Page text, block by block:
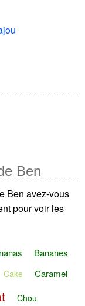
Ben
Ben avez-vous
pour voir les
Bananes
Cake
Caramel
Chou